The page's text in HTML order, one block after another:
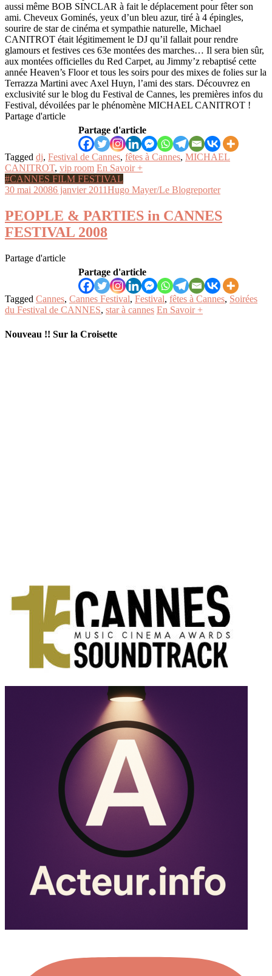
aussi même BOB SINCLAR à fait le déplacement pour fêter son
ami. Cheveux Gominés, yeux d’un bleu azur, tiré à 4 épingles,
sourire de star de cinéma et sympathie naturelle, Michael
CANITROT était légitimement le DJ qu’il fallait pour rendre
glamours et festives ces 63e montées des marches… Il sera bien sûr,
aux montées officielles du Red Carpet, au Jimmy’z rebaptisé cette
année Heaven’s Floor et tous les soirs pour des mixes de folies sur la
Terrazza Martini avec Axel Huyn, l’ami des stars. Découvrez en
exclusivité sur le blog du Festival de Cannes, les premières infos du
Festival, dévoilées par le phénomène MICHAEL CANITROT !
Partage d'article
Partage d'article
Tagged dj, Festival de Cannes, fêtes à Cannes, MICHAEL
CANITROT, vip room En Savoir +
#CANNES FILM FESTIVAL
30 mai 20086 janvier 2011Hugo Mayer/Le Blogreporter
PEOPLE & PARTIES in CANNES
FESTIVAL 2008
Partage d'article
Partage d'article
Tagged Cannes, Cannes Festival, Festival, fêtes à Cannes, Soirées
du Festival de CANNES, star à cannes En Savoir +
Nouveau !! Sur la Croisette